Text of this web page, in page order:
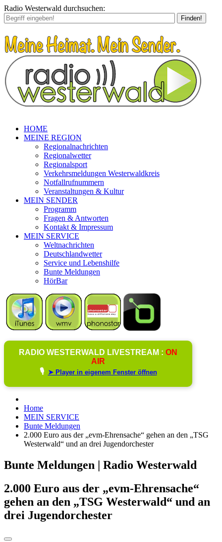
Radio Westerwald durchsuchen:
Finden!
HOME
MEINE REGION
Regionalnachrichten
Regionalwetter
Regionalsport
Verkehrsmeldungen Westerwaldkreis
Notfallrufnummern
Veranstaltungen & Kultur
MEIN SENDER
Programm
Fragen & Antworten
Kontakt & Impressum
MEIN SERVICE
Weltnachrichten
Deutschlandwetter
Service und Lebenshilfe
Bunte Meldungen
HörBar
RADIO WESTERWALD LIVESTREAM : ON
AIR
🎙️ ➤ Player in eigenem Fenster öffnen
Home
MEIN SERVICE
Bunte Meldungen
2.000 Euro aus der „evm-Ehrensache“ gehen an den „TSG
Westerwald“ und an drei Jugendorchester
Bunte Meldungen | Radio Westerwald
2.000 Euro aus der „evm-Ehrensache“
gehen an den „TSG Westerwald“ und an
drei Jugendorchester